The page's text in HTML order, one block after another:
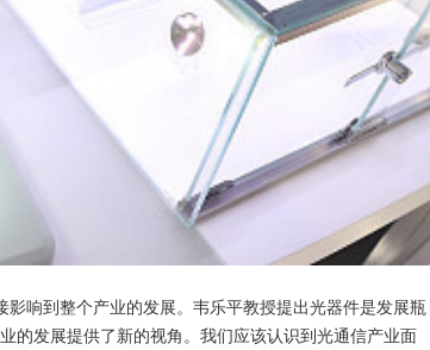
响到整个产业的发展。韦乐平教授提出光器件是发展瓶
的发展提供了新的视角。我们应该认识到光通信产业面